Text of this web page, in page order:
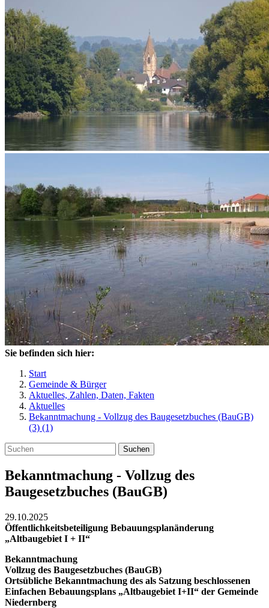
Sie befinden sich hier:
Start
Gemeinde & Bürger
Aktuelles, Zahlen, Daten, Fakten
Aktuelles
Bekanntmachung - Vollzug des Baugesetzbuches (BauGB)
(3) (1)
Suchen
Bekanntmachung - Vollzug des
Baugesetzbuches (BauGB)
29.10.2025
Öffentlichkeitsbeteiligung Bebauungsplanänderung
„Altbaugebiet I + II“
Bekanntmachung
Vollzug des Baugesetzbuches (BauGB)
Ortsübliche Bekanntmachung des als Satzung beschlossenen
Einfachen Bebauungsplans „Altbaugebiet I+II“ der Gemeinde
Niedernberg